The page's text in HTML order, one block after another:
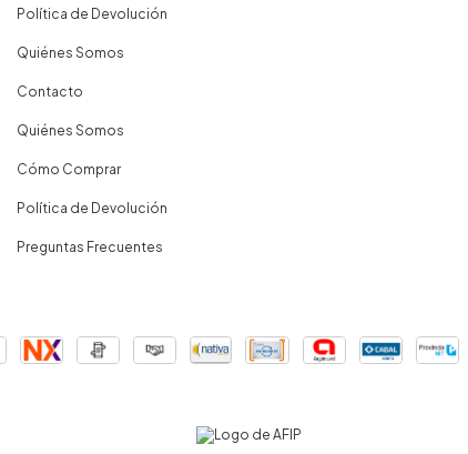
Política de Devolución
Quiénes Somos
Contacto
Quiénes Somos
Cómo Comprar
Política de Devolución
Preguntas Frecuentes